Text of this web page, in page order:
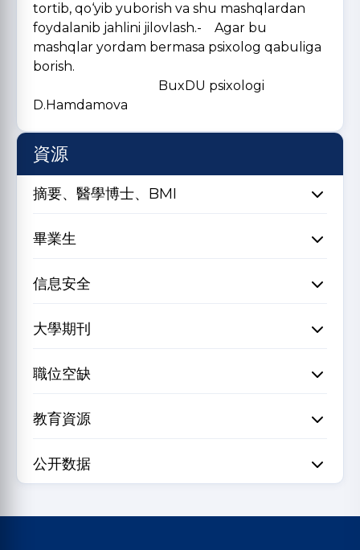
tortib, qo‘yib yuborish va shu mashqlardan
foydalanib jahlini jilovlash.- Agar bu
mashqlar yordam bermasa psixolog qabuliga
borish.
BuxDU psixologi
D.Hamdamova
資源
摘要、醫學博士、BMI
畢業生
信息安全
大學期刊
職位空缺
教育資源
公开数据